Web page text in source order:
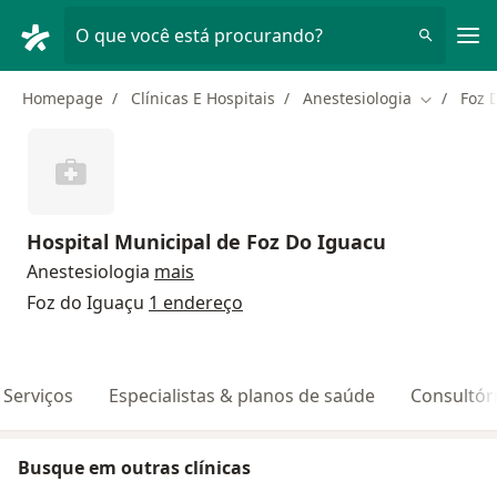
O que você está procurando?
Homepage Clínicas E Hospitais Anestesiologia Mudar de
Foz
Hospital Municipal de Foz Do Iguacu
Anestesiologia mais
Foz do Iguaçu 1 endereço
Serviços Especialistas & planos de saúde
Busque em outras clínicas